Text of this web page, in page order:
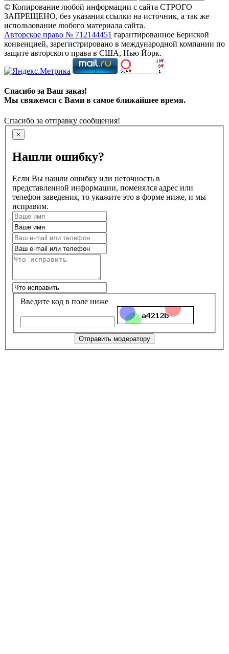
© Копирование любой информации с сайта СТРОГО
ЗАПРЕЩЕНО, без указания ссылки на источник, а так же
использование любого материала сайта.
Авторское право № 712144451 гарантированное Бернской
конвенцией, зарегистрировано в международной компании по
защите авторского права в США, Нью Йорк.
Спасибо за Ваш заказ!
Мы свяжемся с Вами в самое ближайшее время.
Спасибо за отправку сообщения!
×
Нашли ошибку?
Если Вы нашли ошибку или неточность в
представленной информации, поменялся адрес или
телефон заведения, то укажите это в форме ниже, и мы
исправим.
Введите код в поле ниже
Отправить модератору